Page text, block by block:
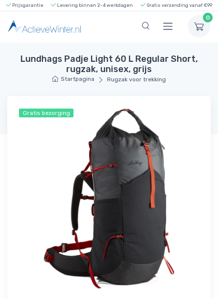
Prijsgarantie Levering binnen 2-4 werkdagen Gratis verzending vanaf €99
0
Lundhags Padje Light 60 L Regular Short,
rugzak, unisex, grijs
Startpagina Rugzak voor trekking
Gratis bezorging